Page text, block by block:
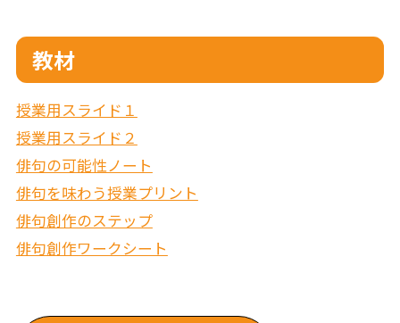
教材
授業用スライド１
授業用スライド２
俳句の可能性ノート
俳句を味わう授業プリント
俳句創作のステップ
俳句創作ワークシート